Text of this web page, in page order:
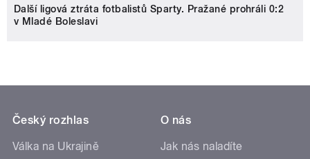
Další ligová ztráta fotbalistů Sparty. Pražané prohráli 0:2
v Mladé Boleslavi
Český rozhlas
Válka na Ukrajině
O nás
Jak nás naladíte